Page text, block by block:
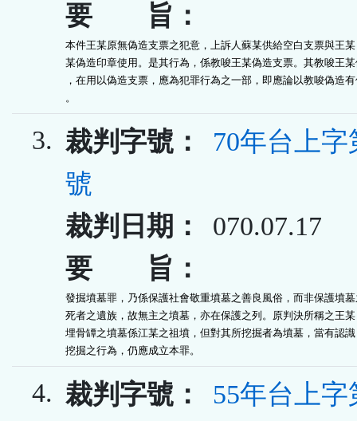
要 旨：
本件王某原無偽造支票之犯意，上訴人蘇某供給空白支票與王
某偽造印章使用。是其行為，係教唆王某偽造支票。其教唆王
，在用以偽造支票，應為犯罪行為之一部，即應論以教唆偽造
。
3. 裁判字號：
70年台上字
號
裁判日期：
070.07.17
要 旨：
發掘墳墓罪，乃係保護社會敬重墳墓之善良風俗，而非保護墳
死者之遺族，故無主之墳墓，亦在保護之列。原判決所稱之王
埋骨罈之墳墓係江某之祖墳，但對其所挖掘者為墳墓，當有認
挖掘之行為，仍應成立本罪。
4. 裁判字號：
55年台上字